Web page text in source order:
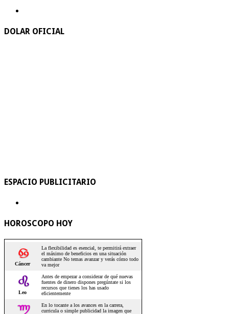
DOLAR OFICIAL
ESPACIO PUBLICITARIO
HOROSCOPO HOY